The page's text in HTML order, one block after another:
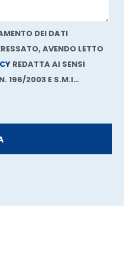
DEI DATI
AVENDO LETTO
REDATTA AI SENSI
196/2003 E S.M.I…